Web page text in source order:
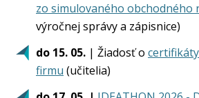
zo simulovaného obchodného
výročnej správy a zápisnice)
do 15. 05. | Žiadosť o
firmu (učitelia)